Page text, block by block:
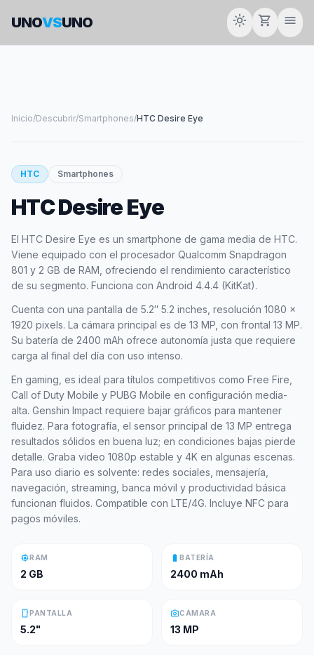
UNOVSUNO light_mode shopping_cart menu
Inicio/Descubrir/Smartphones/HTC Desire Eye
smartphone
HTC
HTC Smartphones
HTC Desire Eye
El HTC Desire Eye es un smartphone de gama media de HTC.
Viene equipado con el procesador Qualcomm Snapdragon
801 y 2 GB de RAM, ofreciendo el rendimiento característico
de su segmento. Funciona con Android 4.4.4 (KitKat).
Cuenta con una pantalla de 5.2″ 5.2 inches, resolución 1080 x
1920 pixels. La cámara principal es de 13 MP, con frontal 13 MP.
Su batería de 2400 mAh ofrece autonomía justa que requiere
carga al final del día con uso intenso.
En gaming, es ideal para títulos competitivos como Free Fire,
Call of Duty Mobile y PUBG Mobile en configuración media-
alta. Genshin Impact requiere bajar gráficos para mantener
fluidez. Para fotografía, el sensor principal de 13 MP entrega
resultados sólidos en buena luz; en condiciones bajas pierde
detalle. Graba video 1080p estable y 4K en algunas escenas.
Para uso diario es solvente: redes sociales, mensajería,
navegación, streaming, banca móvil y productividad básica
funcionan fluidos. Compatible con LTE/4G. Incluye NFC para
pagos móviles.
memoryRAM
2 GB
battery_full BATERÍA
2400 mAh
smartphonePANTALLA
5.2"
photo_cameraCÁMARA
13 MP